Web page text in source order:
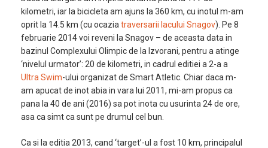
kilometri, iar la bicicleta am ajuns la 360 km, cu inotul m-am
oprit la 14.5 km (cu ocazia traversarii lacului Snagov). Pe 8
februarie 2014 voi reveni la Snagov – de aceasta data in
bazinul Complexului Olimpic de la Izvorani, pentru a atinge
‘nivelul urmator’: 20 de kilometri, in cadrul editiei a 2-a a
Ultra Swim-ului organizat de Smart Atletic. Chiar daca m-
am apucat de inot abia in vara lui 2011, mi-am propus ca
pana la 40 de ani (2016) sa pot inota cu usurinta 24 de ore,
asa ca simt ca sunt pe drumul cel bun.
Ca si la editia 2013, cand ‘target’-ul a fost 10 km, principalul